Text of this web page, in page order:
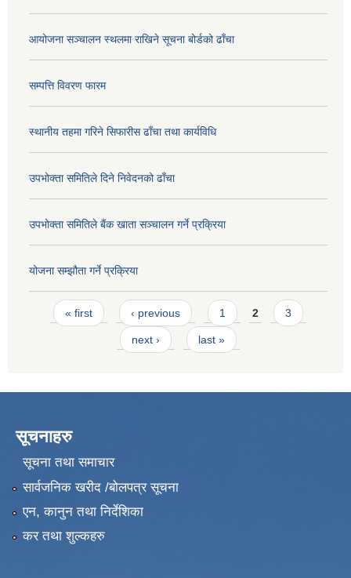
आयोजना सञ्चालन स्थलमा राखिने सूचना बोर्डको ढाँचा
सम्पत्ति विवरण फारम
स्थानीय तहमा गरिने सिफारीस ढाँचा तथा कार्यविधि
उपभोक्ता समितिले दिने निवेदनको ढाँचा
उपभोक्ता समितिले बैंक खाता सञ्चालन गर्ने प्रक्रिया
योजना सम्झौता गर्ने प्रक्रिया
Pages
« first ‹ previous 1 2 3
next › last »
सूचनाहरु
सूचना तथा समाचार
सार्वजनिक खरीद /बोलपत्र सूचना
एन, कानुन तथा निर्देशिका
कर तथा शुल्कहरु